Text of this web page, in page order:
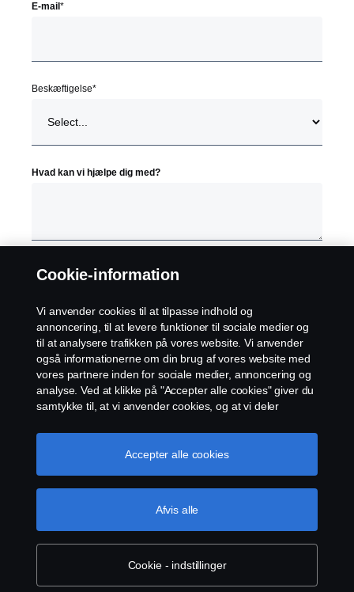
*
E-mail
*
Beskæftigelse
Hvad kan vi hjælpe dig med?
hos Scania Danmark. Du kan blive kontaktet via mail og
telefon. Du kan til enhver tid sige nej tak til fortsat
kommunikation.
Ved indsendelse af denne formular accepterer du, at
Scania Danmark behandler dine data i henhold til vores
Indsend
Cookie-information
Vi anvender cookies til at tilpasse indhold og
annoncering, til at levere funktioner til sociale medier og
til at analysere trafikken på vores website. Vi anvender
også informationerne om din brug af vores website med
vores partnere inden for sociale medier, annoncering og
analyse. Ved at klikke på "Accepter alle cookies" giver du
samtykke til, at vi anvender cookies, og at vi deler
vi bruger cookies, kan du besøge vores afsnit om
cookies, som du kan finde ved enten at klikke på linket
Cookie - indstillinger
Afvis alle
Accepter alle cookies